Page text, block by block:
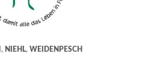
, NIEHL, WEIDENPESCH